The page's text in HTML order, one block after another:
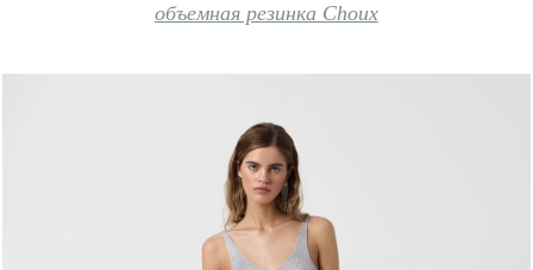
объемная резинка Choux